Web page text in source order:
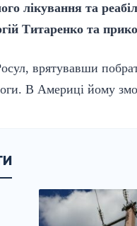
лікування та
Титаренко та
врятувавши
В Америці йому